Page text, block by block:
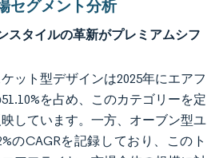
セグメント分析
スタイルの革新がプレミアムシフ
ット型デザインは2025年にエアフ
を占め、このカテゴリーを定
しています。一方、オーブン型ユ
のCAGRを記録しており、このト